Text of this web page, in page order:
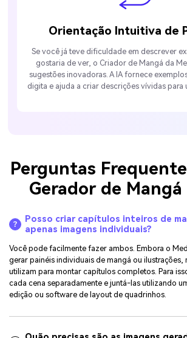
Orientação Intuitiva de
Se você já teve dificuldade em descrever
gostaria de ver, o Criador de Mangá da
sugestões inovadoras. A IA fornece
digita e ajuda a criar descrições vívidas para
Perguntas
Gerador de Mangá
Posso criar capítulos inteiros de
apenas imagens individuais?
Você pode facilmente fazer ambos. Embora o
gerar painéis individuais de mangá ou ilustrações,
utilizam para montar capítulos completos. Para
cada cena separadamente e juntá-las utilizando
edição ou software de layout de quadrinhos.